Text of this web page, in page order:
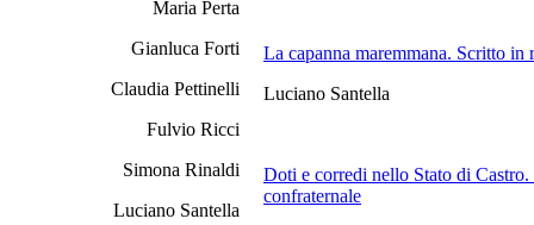
Maria Perta
Gianluca Forti
Claudia Pettinelli
Fulvio Ricci
Simona Rinaldi
Luciano Santella
La capanna maremmana. Scritto
Luciano Santella
Doti e corredi nello Stato di Castro.
confraternale